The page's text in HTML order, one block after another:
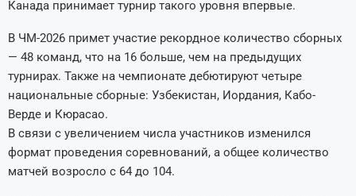
Канада принимает турнир такого уровня впервые.
В ЧМ-2026 примет участие рекордное количество сборных
— 48 команд, что на 16 больше, чем на предыдущих
турнирах. Также на чемпионате дебютируют четыре
национальные сборные: Узбекистан, Иордания, Кабо-
Верде и Кюрасао.
В связи с увеличением числа участников изменился
формат проведения соревнований, а общее количество
матчей возросло с 64 до 104.